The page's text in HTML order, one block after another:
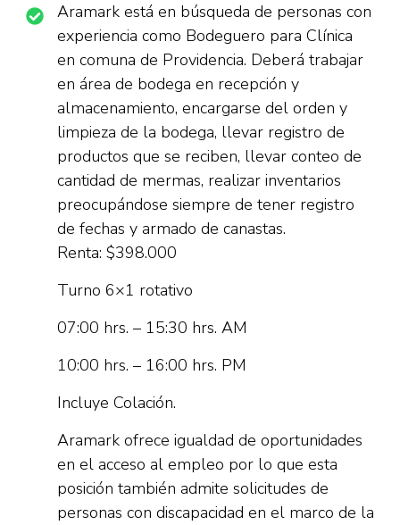
Aramark está en búsqueda de personas con
experiencia como Bodeguero para Clínica
en comuna de Providencia. Deberá trabajar
en área de bodega en recepción y
almacenamiento, encargarse del orden y
limpieza de la bodega, llevar registro de
productos que se reciben, llevar conteo de
cantidad de mermas, realizar inventarios
preocupándose siempre de tener registro
de fechas y armado de canastas.
Renta: $398.000
Turno 6×1 rotativo
07:00 hrs. – 15:30 hrs. AM
10:00 hrs. – 16:00 hrs. PM
Incluye Colación.
Aramark ofrece igualdad de oportunidades
en el acceso al empleo por lo que esta
posición también admite solicitudes de
personas con discapacidad en el marco de la